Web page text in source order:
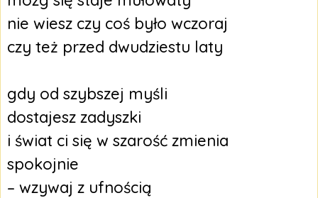
nie wiesz czy coś było wczoraj
czy też przed dwudziestu laty
gdy od szybszej myśli
dostajesz zadyszki
i świat ci się w szarość zmienia
spokojnie
– wzywaj z ufnością